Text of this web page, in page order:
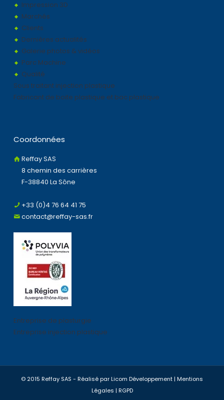
Impression 3D
Marchés
Clients
Dernières actualités
Galerie photos & vidéos
Parc Machine
Qualité
Sous traitant injection plastique
Fabricant de boite plastique et bac plastique
Coordonnées
Reffay SAS
8 chemin des carrières
F-38840 La Sône
+33 (0)4 76 64 41 75
contact@reffay-sas.fr
Entreprise de plasturgie
Entreprise injection plastique
© 2015 Reffay SAS - Réalisé par Licom Développement | Mentions
Légales | RGPD